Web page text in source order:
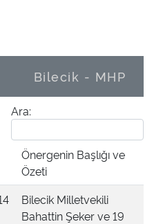
Bilecik - MHP
Ara:
Önergenin Başlığı ve
Özeti
Bilecik Milletvekili
Bahattin Şeker ve 19